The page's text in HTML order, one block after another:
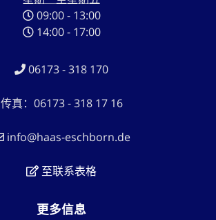
09:00 - 13:00
14:00 - 17:00
06173 - 318 170
传真：06173 - 318 17 16
info@haas-eschborn.de
至联系表格
更多信息